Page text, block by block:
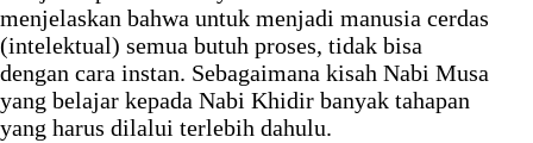
menjelaskan bahwa untuk menjadi manusia cerdas
(intelektual) semua butuh proses, tidak bisa
dengan cara instan. Sebagaimana kisah Nabi Musa
yang belajar kepada Nabi Khidir banyak tahapan
yang harus dilalui terlebih dahulu.